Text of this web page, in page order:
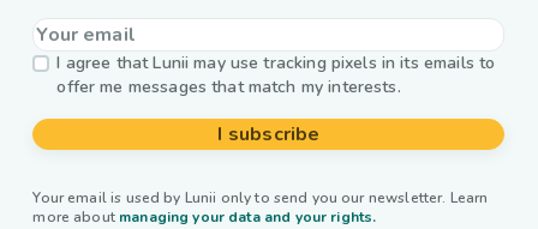
I agree that Lunii may use tracking pixels in its emails to
offer me messages that match my interests.
I subscribe
Your email is used by Lunii only to send you our newsletter. Learn
more about managing your data and your rights.